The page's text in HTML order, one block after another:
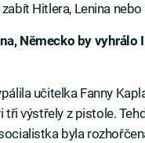
Hitlera, Lenina
Německo by vyhrálo
učitelka Fanny
tři výstřely z pistole.
byla